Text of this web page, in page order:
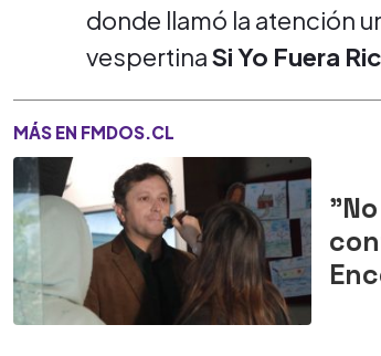
donde llamó la atención
vespertinaSi Yo Fuera
MÁS EN FMDOS.CL